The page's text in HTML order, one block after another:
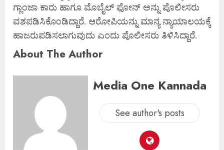
ಗ್ಲಾಂಜಾ ಕಾರು ಹಾಗೂ ಮೊಬೈಲ್ ಫೋನ್ ಅನ್ನು ಪೊಲೀಸರು
ವಶಪಡಿಸಿಕೊಂಡಿದ್ದಾರೆ. ಆರೋಪಿಯನ್ನು ಮಾನ್ಯ ನ್ಯಾಯಾಲಯಕ್ಕೆ
ಹಾಜರುಪಡಿಸಲಾಗುವುದು ಎಂದು ಪೊಲೀಸರು ತಿಳಿಸಿದ್ದಾರೆ.
About The Author
Media One Kannada
See author's posts